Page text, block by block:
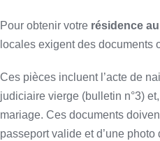
Pour obtenir votre résidence
locales exigent des documents
Ces pièces incluent l’acte de
judiciaire vierge (bulletin n°3)
mariage. Ces documents
passeport valide et d’une photo